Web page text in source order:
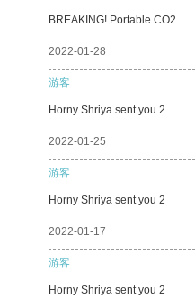
BREAKING! Portable CO2
2022-01-28
游客
Horny Shriya sent you 2
2022-01-25
游客
Horny Shriya sent you 2
2022-01-17
游客
Horny Shriya sent you 2